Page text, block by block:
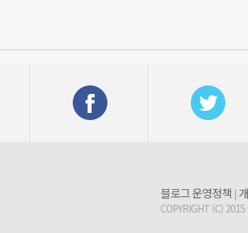
블로그 운영정책 |
COPYRIGHT (C)